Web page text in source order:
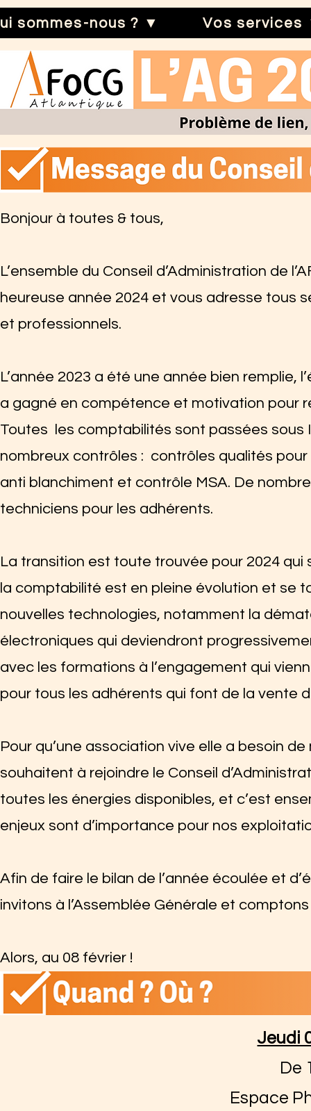
sommes-nous ? ▼ Vos services
Bonjour à toutes & tous,
L’ensemble du Conseil d’Administration de
heureuse année 2024 et vous adresse tous
et professionnels.
L’année 2023 a été une année bien
a gagné en compétence et motivation pour
Toutes les comptabilités sont passées sous
nombreux contrôles : contrôles qualités
anti blanchiment et contrôle MSA. De
techniciens pour les adhérents.
La transition est toute trouvée pour 2024
la comptabilité est en pleine évolution et se
nouvelles technologies, notamment la
électroniques qui deviendront
avec les formations à l’engagement qui
pour tous les adhérents qui font de la vente
Pour qu’une association vive elle a besoin
souhaitent à rejoindre le Conseil
toutes les énergies disponibles, et c’est
enjeux sont d’importance pour nos
Afin de faire le bilan de l’année écoulée et
invitons à l’Assemblée Générale et
Alors, au 08 février !
Jeudi
De
Espace